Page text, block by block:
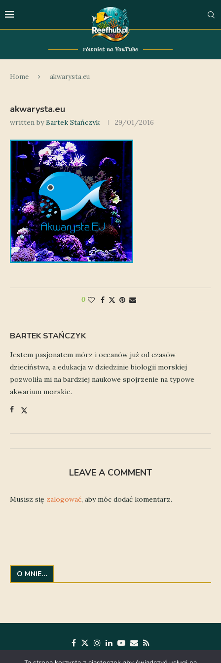
również na YouTube
Home akwarysta.eu
akwarysta.eu
written byBartek Stańczyk 29/01/2016
0
BARTEK STAŃCZYK
Jestem pasjonatem mórz i oceanów już od czasów
dzieciństwa, a edukacja w dziedzinie biologii morskiej
pozwoliła mi na bardziej naukowe spojrzenie na typowe
akwarium morskie.
LEAVE A COMMENT
Musisz się zalogować, aby móc dodać komentarz.
O MNIE…